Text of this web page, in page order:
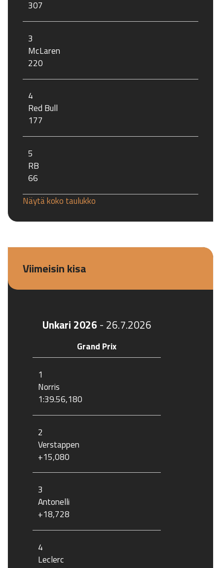
307
3
McLaren
220
4
Red Bull
177
5
RB
66
Näytä koko taulukko
Viimeisin kisa
Unkari 2026 - 26.7.2026
Grand Prix
1
Norris
1:39.56,180
2
Verstappen
+15,080
3
Antonelli
+18,728
4
Leclerc